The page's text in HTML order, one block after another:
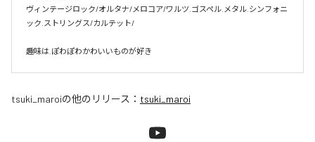
ヴィンテージロック/オルタナ/メロコア/ワルツ.ゴスペル.メタル.シンフォニ
ック.ストリングス/カルテット/
趣味は.ぽわぽわかわいいものが好き
tsuki_maroiの他のリリース： tsuki_maroi